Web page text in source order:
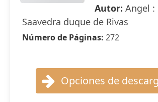
Autor: Angel :
Saavedra duque de Rivas
Número de Páginas: 272
Opciones de